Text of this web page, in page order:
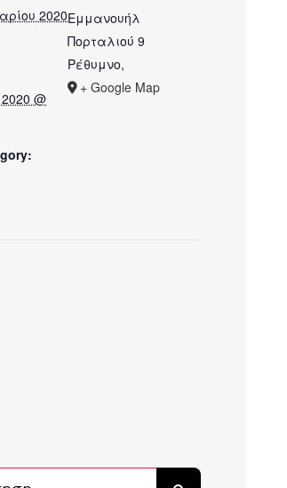
2020
@
Εμμανουήλ
Πορταλιού 9
Ρέθυμνο,
+ Google Map